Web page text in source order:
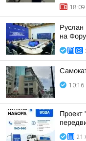
18:09
Руслан
на
10:16
Проект